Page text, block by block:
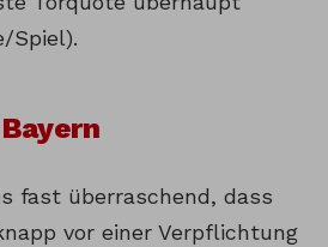
Spiel).
fast überraschend, dass
vor einer Verpflichtung